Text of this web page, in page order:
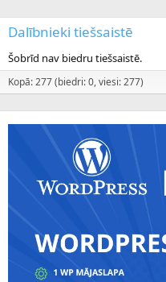
Dalībnieki tiešsaistē
Šobrīd nav biedru tiešsaistē.
Kopā: 277 (biedri: 0, viesi: 277)